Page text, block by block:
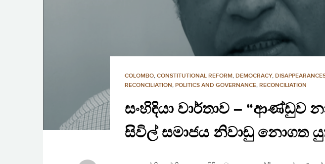
COLOMBO, CONSTITUTIONAL REFORM, DEMOCRACY,
RECONCILIATION, POLITICS AND GOVERNANCE, RECONCILIATION
සංහිඳියා වාර්තාව –
සිවිල් සමාජය නිවාඩු නොගත